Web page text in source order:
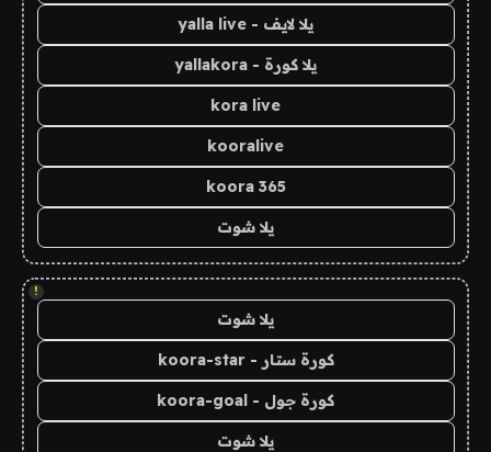
يلا لايف - yalla live
يلا كورة - yallakora
kora live
kooralive
koora 365
يلا شوت
!
يلا شوت
كورة ستار - koora-star
كورة جول - koora-goal
يلا شوت